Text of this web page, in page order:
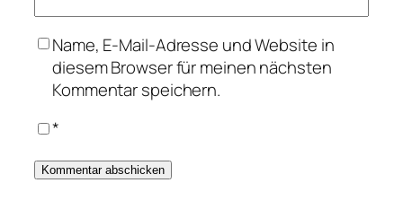
Name, E-Mail-Adresse und Website in
diesem Browser für meinen nächsten
Kommentar speichern.
*